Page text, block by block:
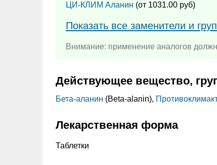
ЦИ-КЛИМ Аланин (от 1031.00 руб)
Показать все заменители и
Внимание: применение аналогов
Действующее вещество,
Бета-аланин (Beta-alanin),
Лекарственная форма
Таблетки